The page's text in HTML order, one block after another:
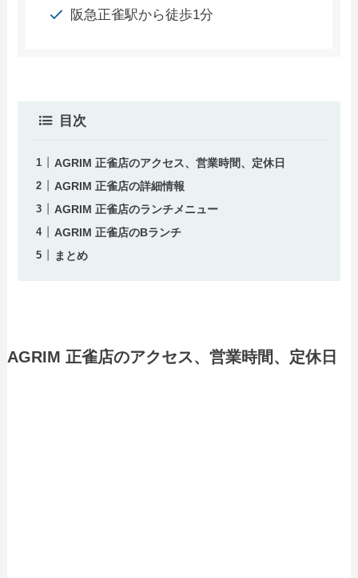
阪急正雀駅から徒歩1分
目次
AGRIM 正雀店のアクセス、営業時間、定休日
AGRIM 正雀店の詳細情報
AGRIM 正雀店のランチメニュー
AGRIM 正雀店のBランチ
まとめ
AGRIM 正雀店のアクセス、営業時間、定休日